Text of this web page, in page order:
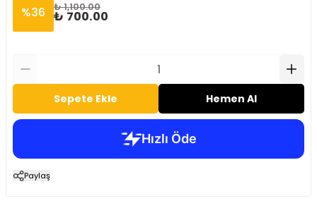
%36 ₺ 1,100.00
₺ 700.00
Sepete Ekle Hemen Al
Paylaş